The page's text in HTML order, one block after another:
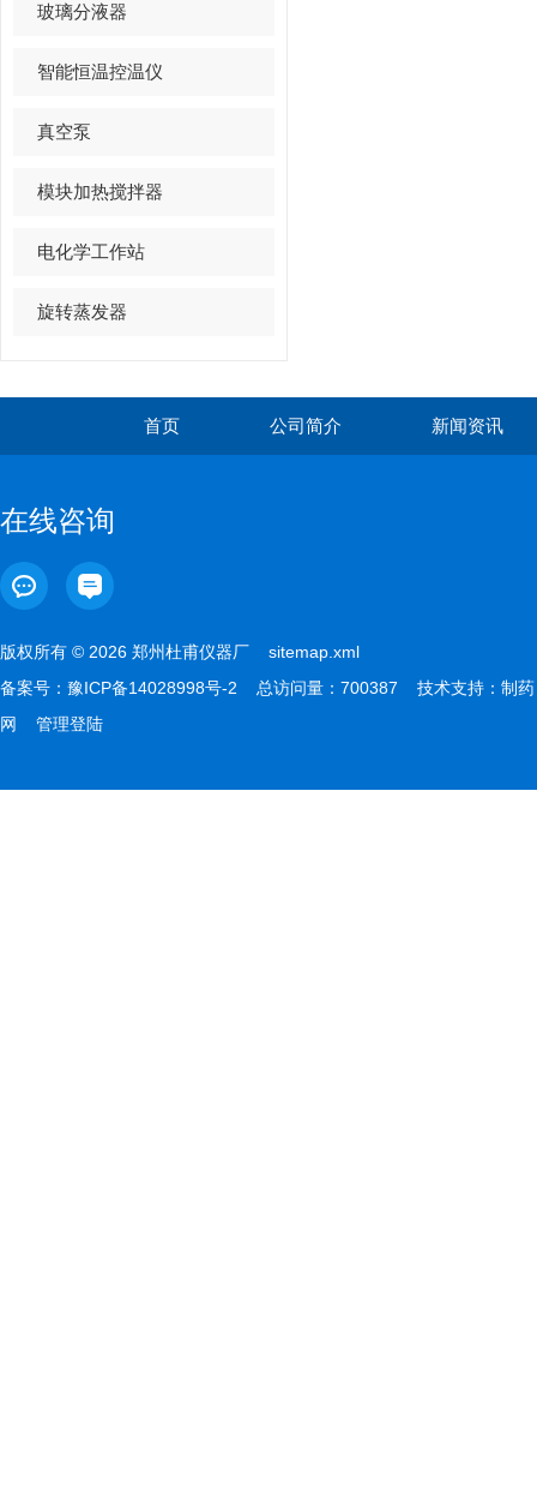
玻璃分液器
智能恒温控温仪
真空泵
模块加热搅拌器
电化学工作站
旋转蒸发器
首页 公司简介 新闻资讯
在线咨询
版权所有 © 2026 郑州杜甫仪器厂 sitemap.xml
备案号： 豫ICP备14028998号-2 总访问量：700387 技术支持： 制药
网
管理登陆